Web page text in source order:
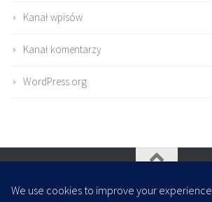
Kanał wpisów
Kanał komentarzy
WordPress.org